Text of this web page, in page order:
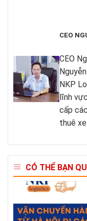
CEO
CEO
NKP
lĩnh
cấp
thuê
CÓ THỂ BẠN